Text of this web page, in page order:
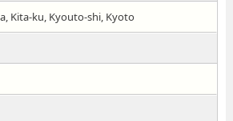
Kita-ku, Kyouto-shi, Kyoto